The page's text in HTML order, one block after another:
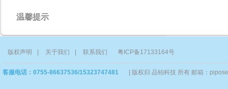
温馨提示
版权声明 关于我们 联系我们 粤ICP备17133164号
客服电话：0755-86637536/15323747481 版权归 品铂科技 所有 邮箱：